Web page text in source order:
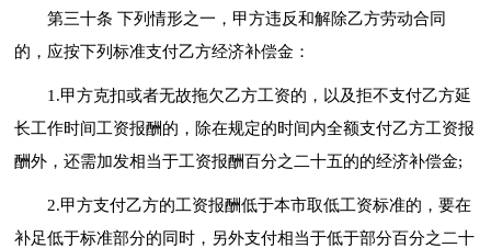
第三十条 下列情形之一，甲方违反和解除乙方劳动合同
的，应按下列标准支付乙方经济补偿金：
1.甲方克扣或者无故拖欠乙方工资的，以及拒不支付乙方延
长工作时间工资报酬的，除在规定的时间内全额支付乙方工资报
酬外，还需加发相当于工资报酬百分之二十五的的经济补偿金;
2.甲方支付乙方的工资报酬低于本市取低工资标准的，要在
补足低于标准部分的同时，另外支付相当于低于部分百分之二十